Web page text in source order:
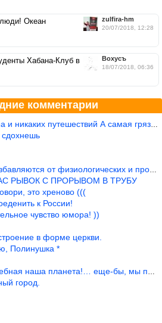
zulfira-hm
20/07/2018, 12:28
Океан
Вохусъ
18/07/2018, 06:36
Хабана-Клуб в
комментарии
путешествий А самая грязная в от
сдохнешь
от физиологических и прочих отходо
РЫВОК С ПРОРЫВОМ В ТРУБУ
это хреново (((
к России!
чувство юмора! ))
в форме церкви.
Полинушка *
наша планета!… еще-бы, мы понимали это…
город.